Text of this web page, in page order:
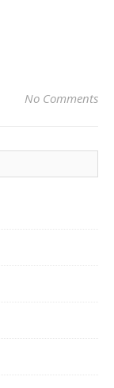
No Comments